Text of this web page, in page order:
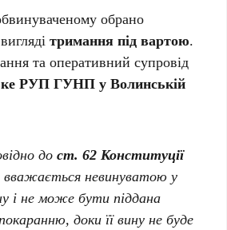
обрано
тримання під вартою.
та оперативний супровід
РУП ГУНП у Волинській
дост. 62 Конституції
вважається невинуватою у
і не може бути піддана
доки її вину не буде